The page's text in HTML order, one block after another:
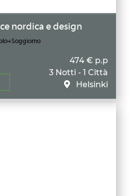
nordica e design
474 € p.p
3 Notti - 1 Città
Helsinki